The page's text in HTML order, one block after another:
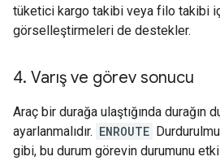
tüketici kargo takibi veya filo takibi
görselleştirmeleri de destekler.
4. Varış ve görev sonucu
Araç bir durağa ulaştığında durağın
ayarlanmalıdır. ENROUTE
gibi, bu durum görevin durumunu